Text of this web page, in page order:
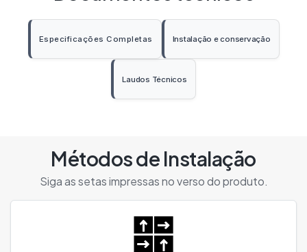
Especificações Completas
Instalação e conservação
Laudos Técnicos
Métodos de Instalação
Siga as setas impressas no verso do produto.